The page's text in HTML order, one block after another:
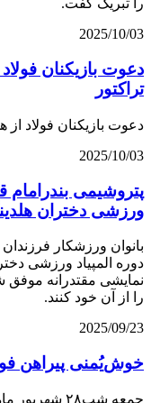
را تبریک گفت.
2025/10/03
دعوت بازیکنان
تراکتور
دعوت بازیکنان فولاد از
2025/10/03
پتروشیمی بندرامام
ورزشی دختران
بانوان ورزشکار
دوره المپیاد ورزشی
نمایشی مقتدرانه موفق
را از آن خود کنند.
2025/09/23
خوش‌یُمنی پیراهن